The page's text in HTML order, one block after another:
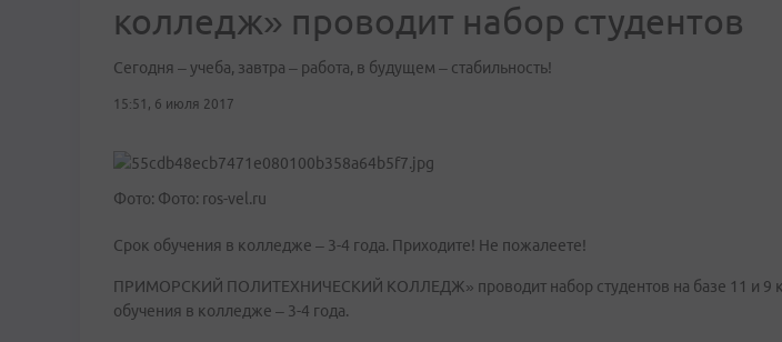
колледж» проводит набор студентов
Сегодня – учеба, завтра – работа, в будущем – стабильность!
15:51, 6 июля 2017
Фото: Фото: ros-vel.ru
Срок обучения в колледже – 3-4 года. Приходите! Не пожалеете!
ПРИМОРСКИЙ ПОЛИТЕХНИЧЕСКИЙ КОЛЛЕДЖ» проводит набор студентов на базе 11 и 9
обучения в колледже – 3-4 года.